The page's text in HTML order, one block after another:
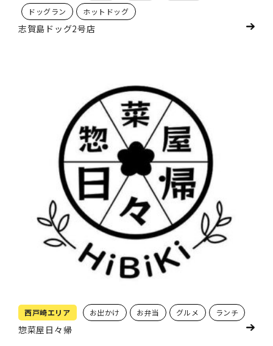
ドッグラン
ホットドッグ
志賀島ドッグ2号店
西戸崎エリア お出かけ お弁当 グルメ ランチ
惣菜屋日々帰